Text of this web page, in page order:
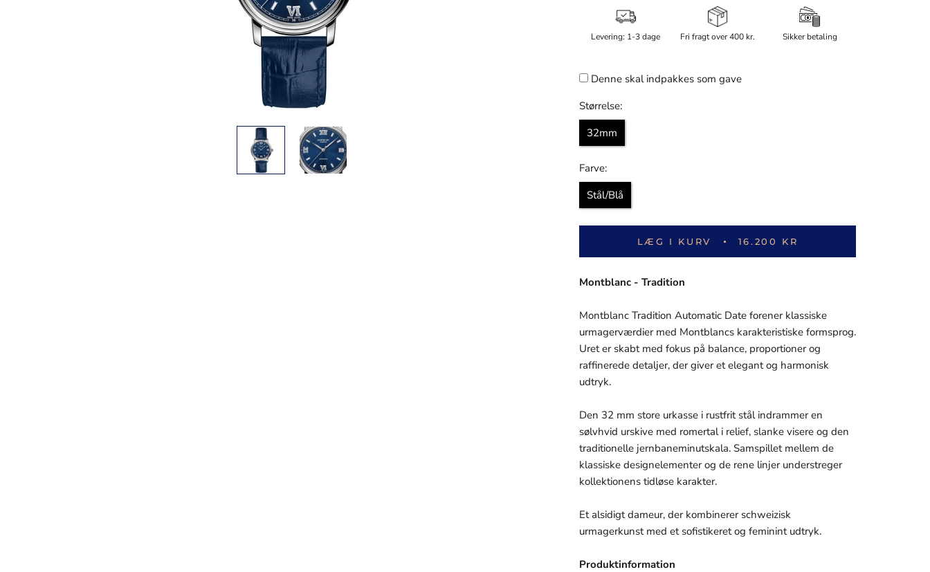
Levering: 1-3 dage Fri fragt over 400 kr. Sikker betaling
Denne skal indpakkes som gave
Størrelse:
32mm
Farve:
Stål/Blå
LÆG I KURV 16.200 KR
Montblanc - Tradition
Montblanc Tradition Automatic Date forener klassiske
urmagerværdier med Montblancs karakteristiske formsprog.
Uret er skabt med fokus på balance, proportioner og
raffinerede detaljer, der giver et elegant og harmonisk
udtryk.
Den 32 mm store urkasse i rustfrit stål indrammer en
sølvhvid urskive med romertal i relief, slanke visere og den
traditionelle jernbaneminutskala. Samspillet mellem de
klassiske designelementer og de rene linjer understreger
kollektionens tidløse karakter.
Et alsidigt dameur, der kombinerer schweizisk
urmagerkunst med et sofistikeret og feminint udtryk.
Produktinformation